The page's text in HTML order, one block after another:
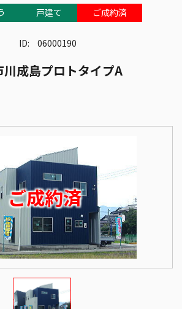
戸建て ご成約済
ID: 06000190
川成島プロトタイプA
ご成約済